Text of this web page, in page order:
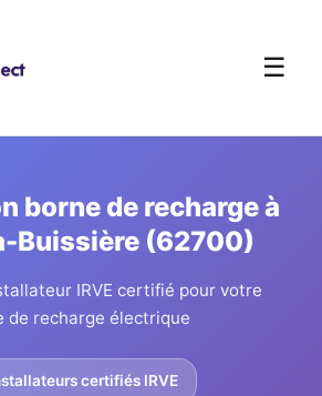
☰
borne de recharge à
Buissière (62700)
IRVE certifié pour votre
de recharge électrique
certifiés IRVE